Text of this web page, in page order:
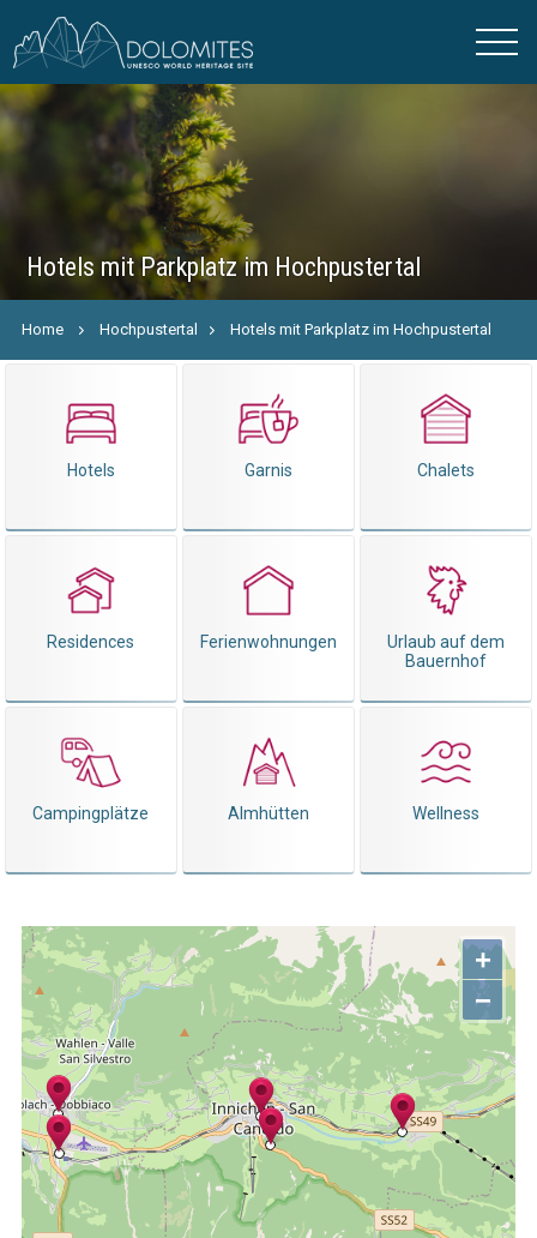
Hotels mit Parkplatz im Hochpustertal
Home Hochpustertal Hotels mit Parkplatz im Hochpustertal
Hotels Garnis Chalets
Residences Ferienwohnungen
Urlaub auf dem
Bauernhof
Campingplätze Almhütten Wellness
+
−